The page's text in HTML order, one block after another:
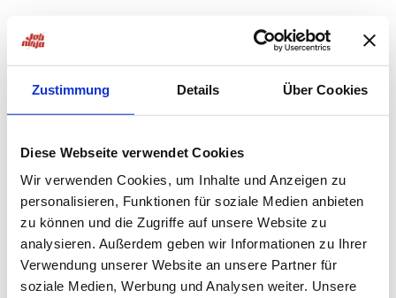
Zustimmung Details Über Cookies
Diese Webseite verwendet Cookies
Wir verwenden Cookies, um Inhalte und Anzeigen zu
personalisieren, Funktionen für soziale Medien anbieten
zu können und die Zugriffe auf unsere Website zu
analysieren. Außerdem geben wir Informationen zu Ihrer
Verwendung unserer Website an unsere Partner für
soziale Medien, Werbung und Analysen weiter. Unsere